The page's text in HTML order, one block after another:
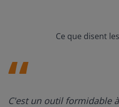
Ce que disent
C'est un outil formidable